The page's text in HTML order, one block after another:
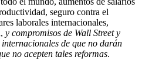
seguro contra el
laborales internacionales,
y compromisos de Wall Street y
de que no darán
no acepten tales reformas.